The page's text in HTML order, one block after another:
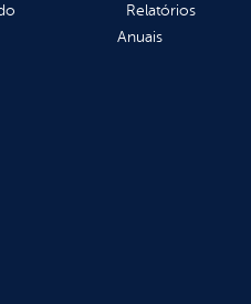
Relatórios
Anuais